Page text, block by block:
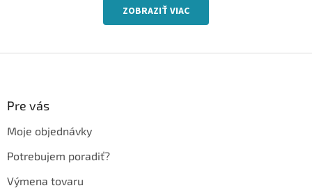
ZOBRAZIŤ VIAC
Pre vás
Moje objednávky
Potrebujem poradiť?
Výmena tovaru